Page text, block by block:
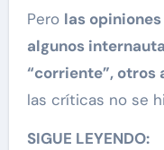
Pero las
algunos
“corriente”, otros
las críticas no se
SIGUE LEYENDO: